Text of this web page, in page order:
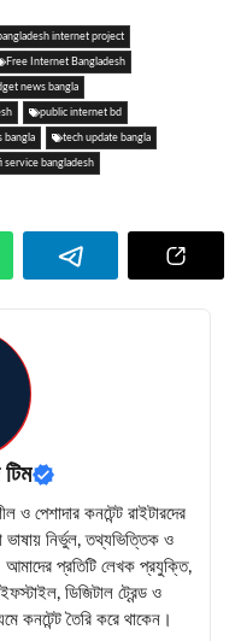
internet project
Free Internet Bangladesh
news bangla
public internet bd
bangla tech update bangla
service bangladesh
ও পেশাদার কনটেন্ট রাইটারদের
ভাষায় নির্ভুল, তথ্যভিত্তিক ও
আমাদের প্রতিটি লেখক প্রযুক্তি,
ডিজিটাল ট্রেন্ড ও
কনটেন্ট তৈরি করে থাকেন।